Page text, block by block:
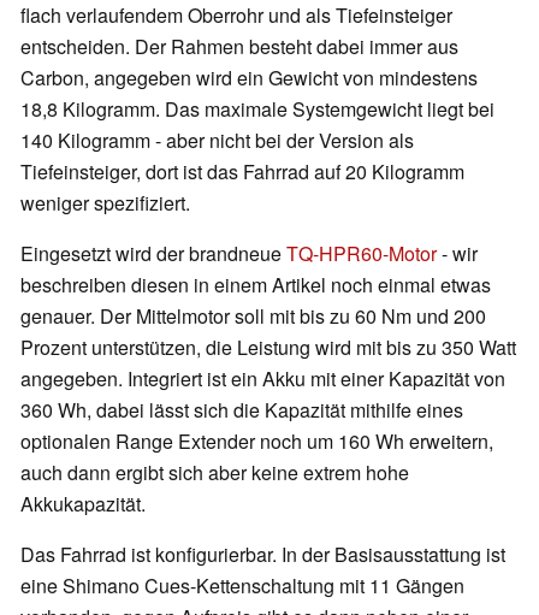
flach verlaufendem Oberrohr und als Tiefeinsteiger
entscheiden. Der Rahmen besteht dabei immer aus
Carbon, angegeben wird ein Gewicht von mindestens
18,8 Kilogramm. Das maximale Systemgewicht liegt bei
140 Kilogramm - aber nicht bei der Version als
Tiefeinsteiger, dort ist das Fahrrad auf 20 Kilogramm
weniger spezifiziert.
Eingesetzt wird der brandneueTQ-HPR60-Motor- wir
beschreiben diesen in einem Artikel noch einmal etwas
genauer. Der Mittelmotor soll mit bis zu 60 Nm und 200
Prozent unterstützen, die Leistung wird mit bis zu 350 Watt
angegeben. Integriert ist ein Akku mit einer Kapazität von
360 Wh, dabei lässt sich die Kapazität mithilfe eines
optionalen Range Extender noch um 160 Wh erweitern,
auch dann ergibt sich aber keine extrem hohe
Akkukapazität.
Das Fahrrad ist konfigurierbar. In der Basisausstattung ist
eine Shimano Cues-Kettenschaltung mit 11 Gängen